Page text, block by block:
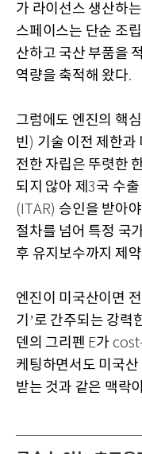
가 라이선스 생산하
스페이스는 단순 조
산하고 국산 부품을
역량을 축적해 왔다.
그럼에도 엔진의 핵
빈) 기술 이전 제한과
전한 자립은 뚜렷한
되지 않아 제3국 수
(ITAR) 승인을 받아
절차를 넘어 특정 국
후 유지보수까지 제
엔진이 미국산이면
기 ’로 간주되는 강력
덴의 그리펜 E가
케팅하면서도 미국산
받는 것과 같은 맥락